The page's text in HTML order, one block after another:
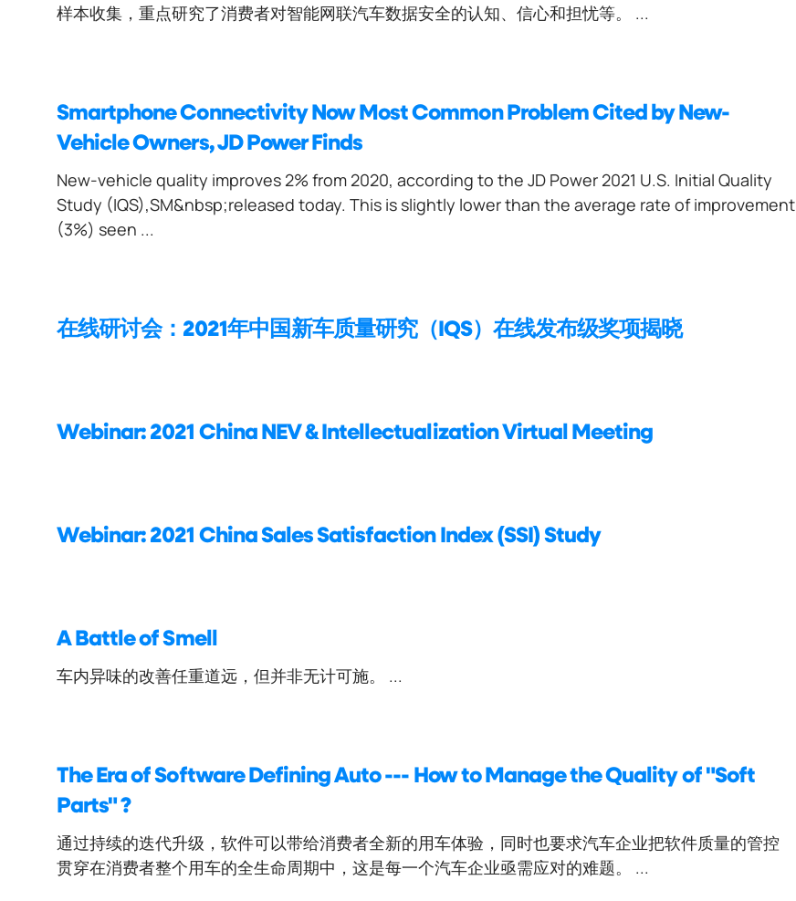
样本收集，重点研究了消费者对智能网联汽车数据安全的认知、信心和担忧等。 ...
Smartphone Connectivity Now Most Common Problem Cited by New-
Vehicle Owners, JD Power Finds
New-vehicle quality improves 2% from 2020, according to the JD Power 2021 U.S. Initial Quality
Study (IQS),SM&nbsp;released today. This is slightly lower than the average rate of improvement
(3%) seen ...
在线研讨会：2021年中国新车质量研究（IQS）在线发布级奖项揭晓
Webinar: 2021 China NEV & Intellectualization Virtual Meeting
Webinar: 2021 China Sales Satisfaction Index (SSI) Study
A Battle of Smell
车内异味的改善任重道远，但并非无计可施。 ...
The Era of Software Defining Auto --- How to Manage the Quality of "Soft
Parts" ?
通过持续的迭代升级，软件可以带给消费者全新的用车体验，同时也要求汽车企业把软件质量的管控
贯穿在消费者整个用车的全生命周期中，这是每一个汽车企业亟需应对的难题。 ...